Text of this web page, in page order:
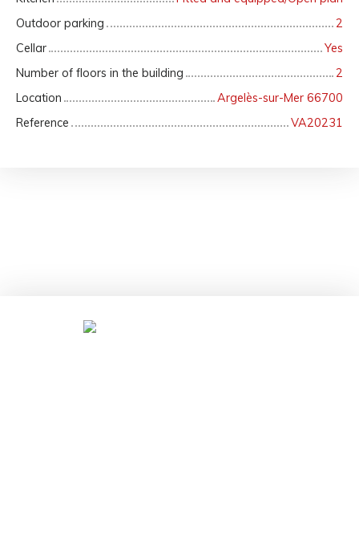
Outdoor parking
2
Cellar
Yes
Number of floors in the building
2
Location
Argelès-sur-Mer 66700
Reference
VA20231